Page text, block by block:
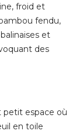
froid et
fendu,
et
des
petit espace où
en toile